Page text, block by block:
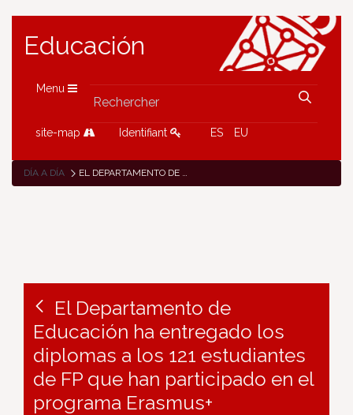
Educación
Menu
site-map Identifiant ES EU
DÍA A DÍA EL DEPARTAMENTO DE EDUCACIÓN HA ENTREGADO LOS DIPLOMAS A LOS 121 ESTUDIANTES DE FP QUE HAN PARTICIPADO EN EL PROGRAMA ERASMUS+
El Departamento de
Educación ha entregado los
diplomas a los 121 estudiantes
de FP que han participado en el
programa Erasmus+